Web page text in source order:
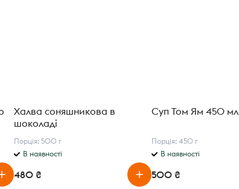
Халва соняшникова в
шоколаді
Порція: 500 г
В наявності
480 ₴
Суп Том Ям 450 мл
Порція: 450 г
В наявності
500 ₴